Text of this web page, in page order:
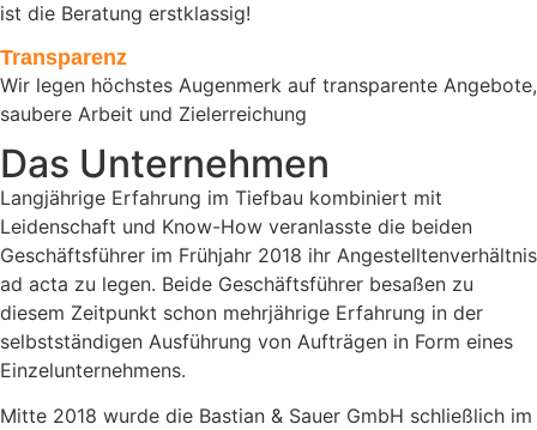
ist die Beratung erstklassig!
Transparenz
Wir legen höchstes Augenmerk auf transparente Angebote,
saubere Arbeit und Zielerreichung
Das Unternehmen
Langjährige Erfahrung im Tiefbau kombiniert mit
Leidenschaft und Know-How veranlasste die beiden
Geschäftsführer im Frühjahr 2018 ihr Angestelltenverhältnis
ad acta zu legen. Beide Geschäftsführer besaßen zu
diesem Zeitpunkt schon mehrjährige Erfahrung in der
selbstständigen Ausführung von Aufträgen in Form eines
Einzelunternehmens.
Mitte 2018 wurde die Bastian & Sauer GmbH schließlich im